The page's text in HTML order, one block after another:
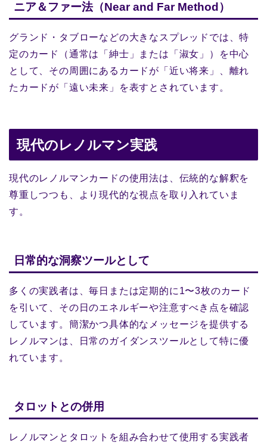
ニア＆ファー法（Near and Far Method）
グランド・タブローなどの大きなスプレッドでは、特
定のカード（通常は「紳士」または「淑女」）を中心
として、その周囲にあるカードが「近い将来」、離れ
たカードが「遠い未来」を表すとされています。
現代のレノルマン実践
現代のレノルマンカードの使用法は、伝統的な解釈を
尊重しつつも、より現代的な視点を取り入れていま
す。
日常的な洞察ツールとして
多くの実践者は、毎日または定期的に1〜3枚のカード
を引いて、その日のエネルギーや注意すべき点を確認
しています。簡潔かつ具体的なメッセージを提供する
レノルマンは、日常のガイダンスツールとして特に優
れています。
タロットとの併用
レノルマンとタロットを組み合わせて使用する実践者